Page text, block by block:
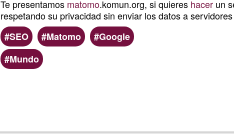
Te presentamos matomo.komun.org, si quieres hacer un
respetando su privacidad sin enviar los datos a
SEO
Matomo
Google
Mundo